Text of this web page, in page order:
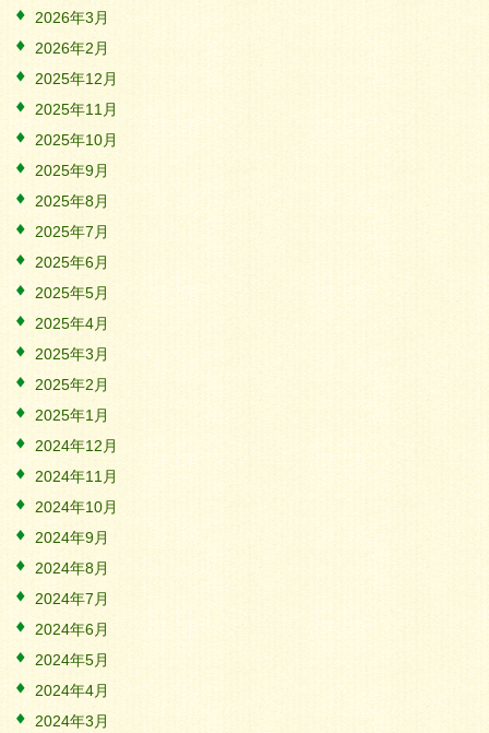
2026年3月
2026年2月
2025年12月
2025年11月
2025年10月
2025年9月
2025年8月
2025年7月
2025年6月
2025年5月
2025年4月
2025年3月
2025年2月
2025年1月
2024年12月
2024年11月
2024年10月
2024年9月
2024年8月
2024年7月
2024年6月
2024年5月
2024年4月
2024年3月